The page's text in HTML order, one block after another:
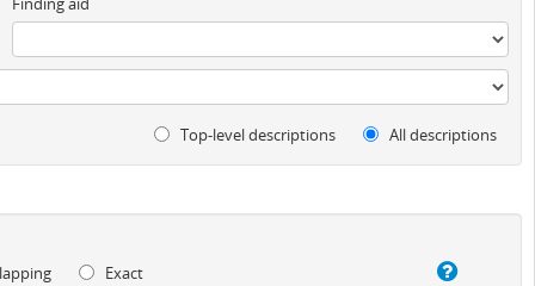
Top-level descriptions All descriptions
Exact